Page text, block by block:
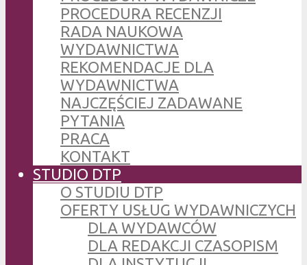
PROCEDURA RECENZJI
RADA NAUKOWA
WYDAWNICTWA
REKOMENDACJE DLA
WYDAWNICTWA
NAJCZĘŚCIEJ ZADAWANE
PYTANIA
PRACA
KONTAKT
STUDIO DTP
O STUDIU DTP
OFERTY USŁUG WYDAWNICZYCH
DLA WYDAWCÓW
DLA REDAKCJI CZASOPISM